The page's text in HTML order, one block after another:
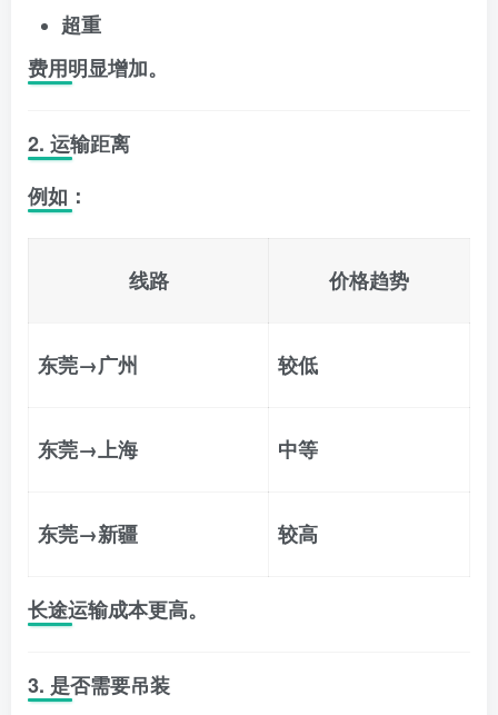
超重
费用明显增加。
2. 运输距离
例如：
线路 价格趋势
东莞→广州 较低
东莞→上海 中等
东莞→新疆 较高
长途运输成本更高。
3. 是否需要吊装